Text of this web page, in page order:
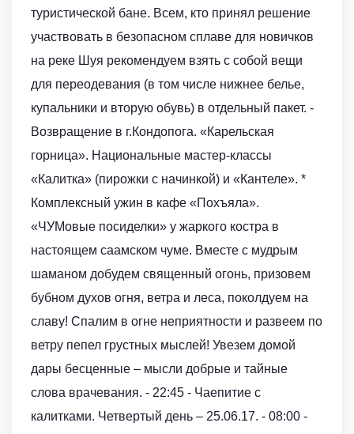
туристической бане. Всем, кто принял решение
участвовать в безопасном сплаве для новичков
на реке Шуя рекомендуем взять с собой вещи
для переодевания (в том числе нижнее белье,
купальники и вторую обувь) в отдельный пакет. -
Возвращение в г.Кондопога. «Карельская
горница». Национальные мастер-классы
«Калитка» (пирожки с начинкой) и «Кантеле». *
Комплексный ужин в кафе «Похъяла».
«ЧУМовые посиделки» у жаркого костра в
настоящем саамском чуме. Вместе с мудрым
шаманом добудем священный огонь, призовем
бубном духов огня, ветра и леса, поколдуем на
славу! Спалим в огне неприятности и развеем по
ветру пепел грустных мыслей! Увезем домой
дары бесценные – мысли добрые и тайные
слова врачевания. - 22:45 - Чаепитие с
калитками. Четвертый день – 25.06.17. - 08:00 -